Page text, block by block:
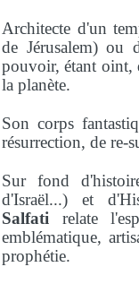
Architecte d'un
de Jérusalem) ou
pouvoir, étant oint,
la planète.
Son corps
résurrection, de re-
Sur fond
d'Israël...) et
Salfati relate
emblématique,
prophétie.